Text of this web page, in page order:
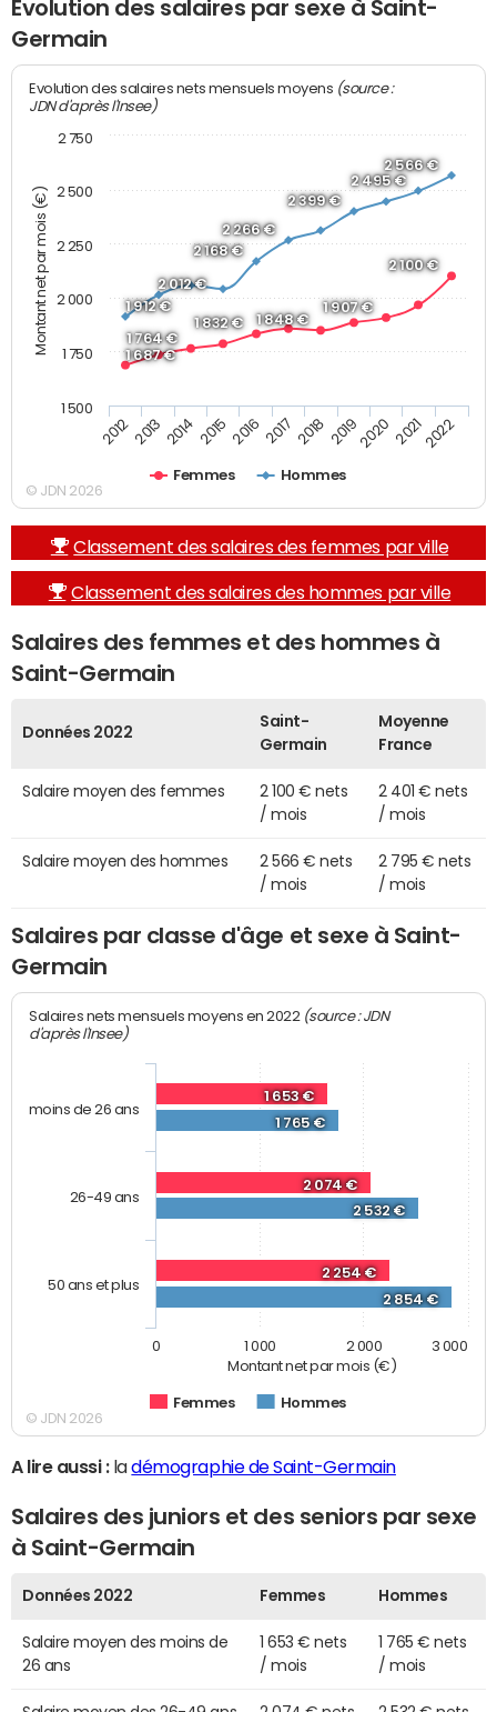
Evolution des salaires par sexe à Saint-
Germain
Montant net par mois (€)
Evolution des salaires nets mensuels moyens (source :
JDN d'après l'Insee)
1 687 €
1 764 €
1 832 € 1 848 €
1 907 €
2 100 €
1 912 €
2 012 €
2 168 €
2 266 €
2 399 €
2 495 €
2 566 €
Femmes Hommes
2012 2013 2014 2015 2016 2017 2018 20192020 20212022
1 500
1 750
2 000
2 250
2 500
2 750
© JDN 2026
Classement des salaires des femmes par ville
Classement des salaires des hommes par ville
Salaires des femmes et des hommes à
Saint-Germain
Données 2022
Saint-
Germain
Moyenne
France
Salaire moyen des femmes
2 100 € nets
/ mois
2 401 € nets
/ mois
Salaire moyen des hommes
2 566 € nets
/ mois
2 795 € nets
/ mois
Salaires par classe d'âge et sexe à Saint-
Germain
Montant net par mois (€)
Salaires nets mensuels moyens en 2022 (source : JDN
d'après l'Insee)
1 653 €
2 074 €
2 254 €
1 765 €
2 532 €
2 854 €
Femmes Hommes
moins de 26 ans
26-49 ans
50 ans et plus
0 1 000 2 000 3 000
© JDN 2026
A lire aussi :ladémographie de Saint-Germain
Salaires des juniors et des seniors par sexe
à Saint-Germain
Données 2022 Femmes Hommes
Salaire moyen des moins de
26 ans
1 653 € nets
/ mois
1 765 € nets
/ mois